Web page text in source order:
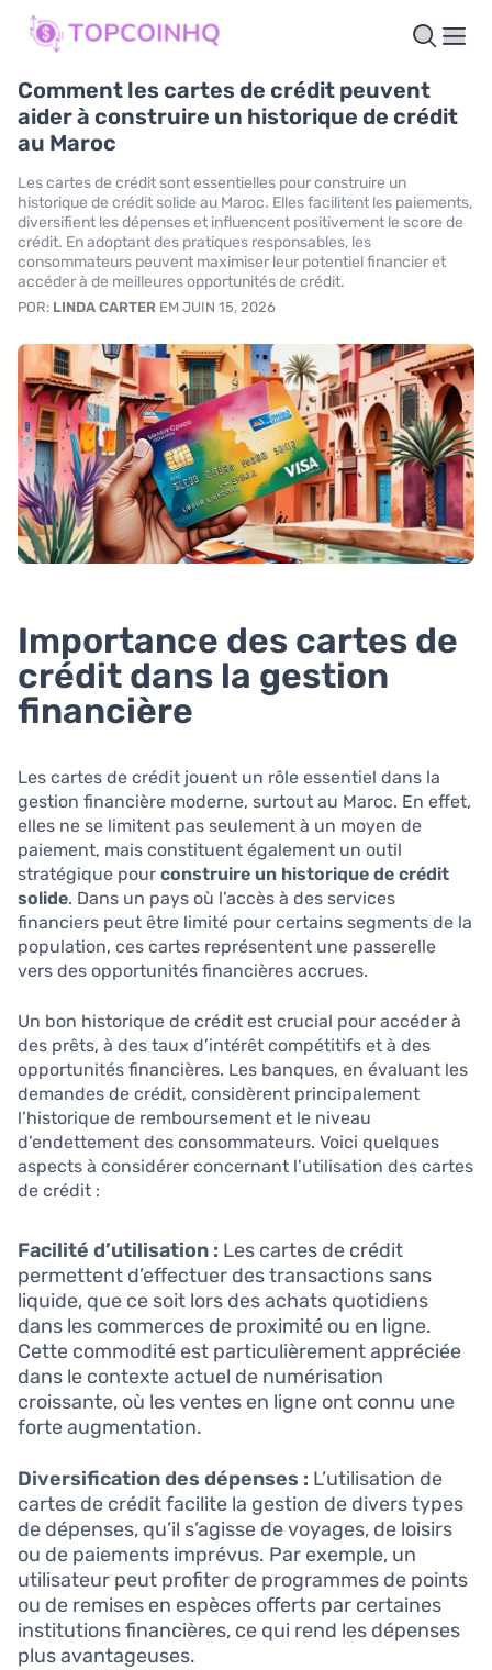
Comment les cartes de crédit peuvent
aider à construire un historique de crédit
au Maroc
Les cartes de crédit sont essentielles pour construire un
historique de crédit solide au Maroc. Elles facilitent les paiements,
diversifient les dépenses et influencent positivement le score de
crédit. En adoptant des pratiques responsables, les
consommateurs peuvent maximiser leur potentiel financier et
accéder à de meilleures opportunités de crédit.
POR: LINDA CARTER EM JUIN 15, 2026
Importance des cartes de
crédit dans la gestion
financière
Les cartes de crédit jouent un rôle essentiel dans la
gestion financière moderne, surtout au Maroc. En effet,
elles ne se limitent pas seulement à un moyen de
paiement, mais constituent également un outil
stratégique pour construire un historique de crédit
solide. Dans un pays où l’accès à des services
financiers peut être limité pour certains segments de la
population, ces cartes représentent une passerelle
vers des opportunités financières accrues.
Un bon historique de crédit est crucial pour accéder à
des prêts, à des taux d’intérêt compétitifs et à des
opportunités financières. Les banques, en évaluant les
demandes de crédit, considèrent principalement
l’historique de remboursement et le niveau
d’endettement des consommateurs. Voici quelques
aspects à considérer concernant l’utilisation des cartes
de crédit :
Facilité d’utilisation : Les cartes de crédit
permettent d’effectuer des transactions sans
liquide, que ce soit lors des achats quotidiens
dans les commerces de proximité ou en ligne.
Cette commodité est particulièrement appréciée
dans le contexte actuel de numérisation
croissante, où les ventes en ligne ont connu une
forte augmentation.
Diversification des dépenses : L’utilisation de
cartes de crédit facilite la gestion de divers types
de dépenses, qu’il s’agisse de voyages, de loisirs
ou de paiements imprévus. Par exemple, un
utilisateur peut profiter de programmes de points
ou de remises en espèces offerts par certaines
institutions financières, ce qui rend les dépenses
plus avantageuses.